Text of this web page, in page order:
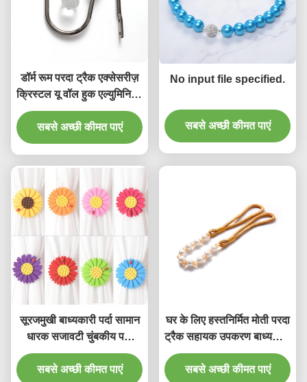
during long sessions. Highly r
डॉर्म रूम परदा ट्रैक एक्सेसरीज़
क्रिस्टल यू वॉल हुक एल्युमिनियम
परदा होल्डबैक
सबसे अच्छी कीमत पाएं
No input file specified.
सबसे अच्छी कीमत पाएं
सूरजमुखी बाध्यकारी पर्दा सामान
धारक सजावटी चुंबकीय पर्दा
बकसुआ
सबसे अच्छी कीमत पाएं
घर के लिए हस्तनिर्मित मोती परदा
ट्रैक सहायक उपकरण बाध्यकारी
रस्सी
सबसे अच्छी कीमत पाएं